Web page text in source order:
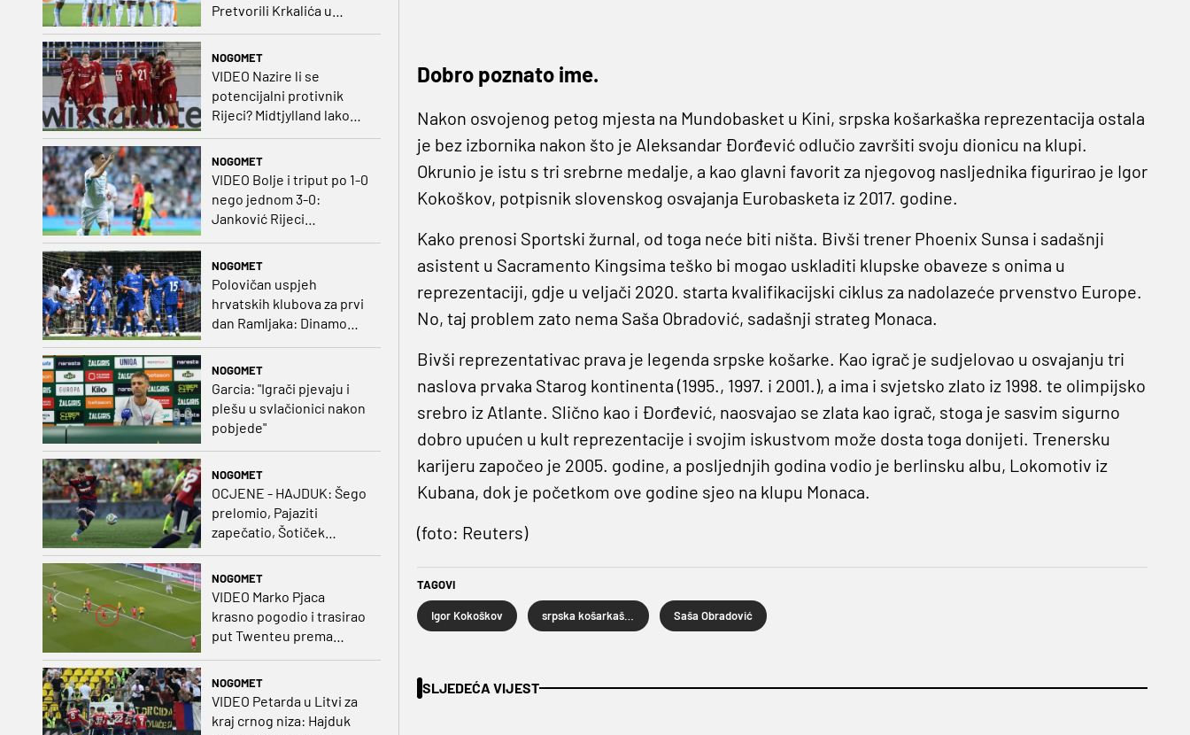
Pretvorili Krkalića u
junaka, a izlet na uzvrat u
NOGOMET
VIDEO Nazire li se
potencijalni protivnik
Rijeci? Midtjylland lako
NOGOMET
VIDEO Bolje i triput po 1-0
nego jednom 3-0:
Janković Rijeci
protivnika
NOGOMET
Polovičan uspjeh
hrvatskih klubova za prvi
dan Ramljaka: Dinamo
NOGOMET
Garcia: "Igrači pjevaju i
plešu u svlačionici nakon
pobjede"
NOGOMET
OCJENE - HAJDUK: Šego
prelomio, Pajaziti
zapečatio, Šotiček
NOGOMET
VIDEO Marko Pjaca
krasno pogodio i trasirao
put Twenteu prema
NOGOMET
VIDEO Petarda u Litvi za
kraj crnog niza: Hajduk
Dobro poznato ime.
Nakon osvojenog petog mjesta na Mundobasket u Kini, srpska košarkaška reprezentacija ostala
je bez izbornika nakon što je Aleksandar Đorđević odlučio završiti svoju dionicu na klupi.
Okrunio je istu s tri srebrne medalje, a kao glavni favorit za njegovog nasljednika figurirao je Igor
Kokoškov, potpisnik slovenskog osvajanja Eurobasketa iz 2017. godine.
Kako prenosi Sportski žurnal, od toga neće biti ništa. Bivši trener Phoenix Sunsa i sadašnji
asistent u Sacramento Kingsima teško bi mogao uskladiti klupske obaveze s onima u
reprezentaciji, gdje u veljači 2020. starta kvalifikacijski ciklus za nadolazeće prvenstvo Europe.
No, taj problem zato nema Saša Obradović, sadašnji strateg Monaca.
Bivši reprezentativac prava je legenda srpske košarke. Kao igrač je sudjelovao u osvajanju tri
naslova prvaka Starog kontinenta (1995., 1997. i 2001.), a ima i svjetsko zlato iz 1998. te olimpijsko
srebro iz Atlante. Slično kao i Đorđević, naosvajao se zlata kao igrač, stoga je sasvim sigurno
dobro upućen u kult reprezentacije i svojim iskustvom može dosta toga donijeti. Trenersku
karijeru započeo je 2005. godine, a posljednjih godina vodio je berlinsku albu, Lokomotiv iz
Kubana, dok je početkom ove godine sjeo na klupu Monaca.
(foto: Reuters)
TAGOVI
Igor Kokoškov srpska košarkaška reprezentacija Saša Obradović
SLJEDEĆA VIJEST